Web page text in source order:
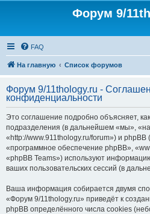
Форум 9/
FAQ
На главную Список форумов
Форум 9/11thology.ru -
конфиденциальности
Это соглашение подробно объясняет,
подразделения (в дальнейшем «мы»,
«http://www.911thology.ru/forum») и
«программное обеспечение phpBB»,
«phpBB Teams») используют
ваших пользовательских сессий (в
Ваша информация собирается двумя
«Форум 9/11thology.ru» приведёт к
phpBB определённого числа cookies